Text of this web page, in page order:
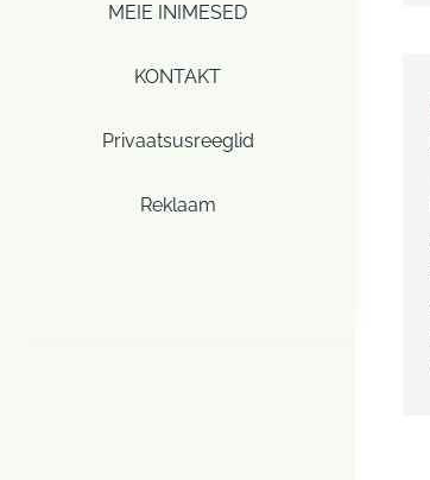
MEIE INIMESED
KONTAKT
Privaatsusreeglid
Reklaam